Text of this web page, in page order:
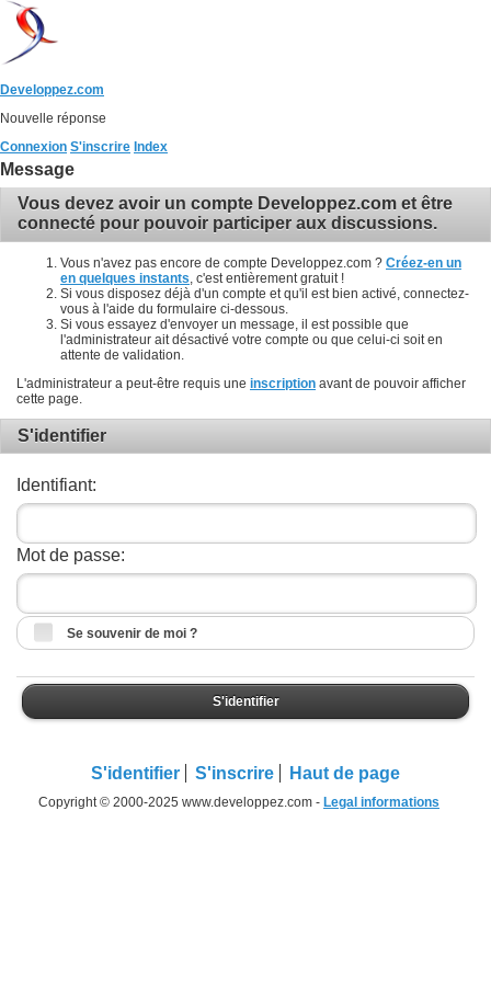
Developpez.com
Nouvelle réponse
Connexion S'inscrire Index
Message
Vous devez avoir un compte Developpez.com et être
connecté pour pouvoir participer aux discussions.
Vous n'avez pas encore de compte Developpez.com ? Créez-en un
en quelques instants , c'est entièrement gratuit !
Si vous disposez déjà d'un compte et qu'il est bien activé, connectez-
vous à l'aide du formulaire ci-dessous.
Si vous essayez d'envoyer un message, il est possible que
l'administrateur ait désactivé votre compte ou que celui-ci soit en
attente de validation.
L'administrateur a peut-être requis une inscription avant de pouvoir afficher
cette page.
S'identifier
Identifiant:
Mot de passe:
Se souvenir de moi ?
S'identifier
S'identifier S'inscrire Haut de page
Copyright © 2000-2025 www.developpez.com - Legal informations